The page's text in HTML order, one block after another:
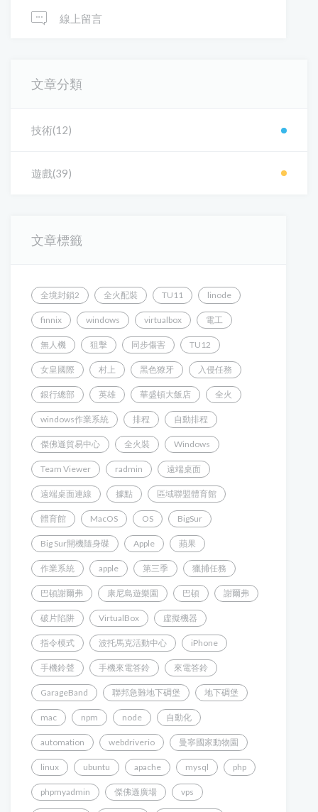
線上留言
文章分類
技術(12)
遊戲(39)
文章標籤
全境封鎖2 全火配裝 TU11 linode
finnix windows virtualbox 電工
無人機 狙擊 同步傷害 TU12
女皇國際 村上 黑色獠牙 入侵任務
銀行總部 英雄 華盛頓大飯店 全火
windows作業系統 排程 自動排程
傑佛遜貿易中心 全火裝 Windows
Team Viewer radmin 遠端桌面
遠端桌面連線 據點 區域聯盟體育館
體育館 MacOS OS BigSur
Big Sur開機隨身碟 Apple 蘋果
作業系統 apple 第三季 獵捕任務
巴頓謝爾弗 康尼島遊樂園 巴頓 謝爾弗
破片陷阱 VirtualBox 虛擬機器
指令模式 波托馬克活動中心 iPhone
手機鈴聲 手機來電答鈴 來電答鈴
GarageBand 聯邦急難地下碉堡 地下碉堡
mac npm node 自動化
automation webdriverio 曼寧國家動物園
linux ubuntu apache mysql php
phpmyadmin 傑佛遜廣場 vps